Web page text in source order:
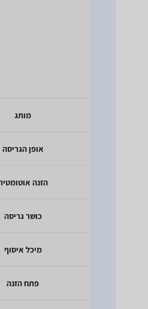
מותג
אופן הגריסה
הזנה
כושר גריסה
מיכל איסוף
פתח הזנה